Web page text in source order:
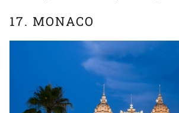
17. MONACO